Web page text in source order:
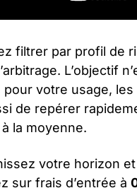
filtrer par profil de
L’objectif
pour votre usage,
de repérer
la moyenne.
votre horizon
sur frais d’entrée à